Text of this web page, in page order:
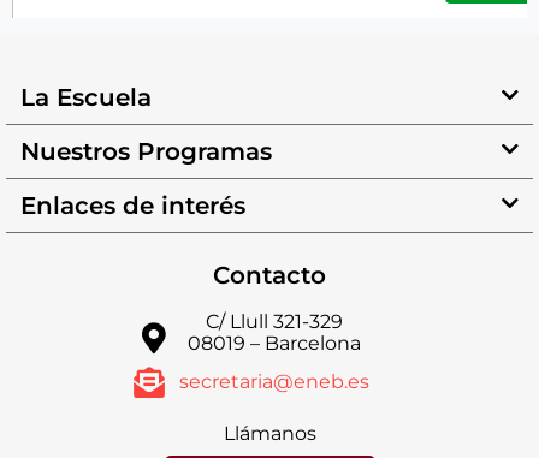
La Escuela
Nuestros Programas
Enlaces de interés
Contacto
C/ Llull 321-329
08019 – Barcelona
secretaria@eneb.es
Llámanos